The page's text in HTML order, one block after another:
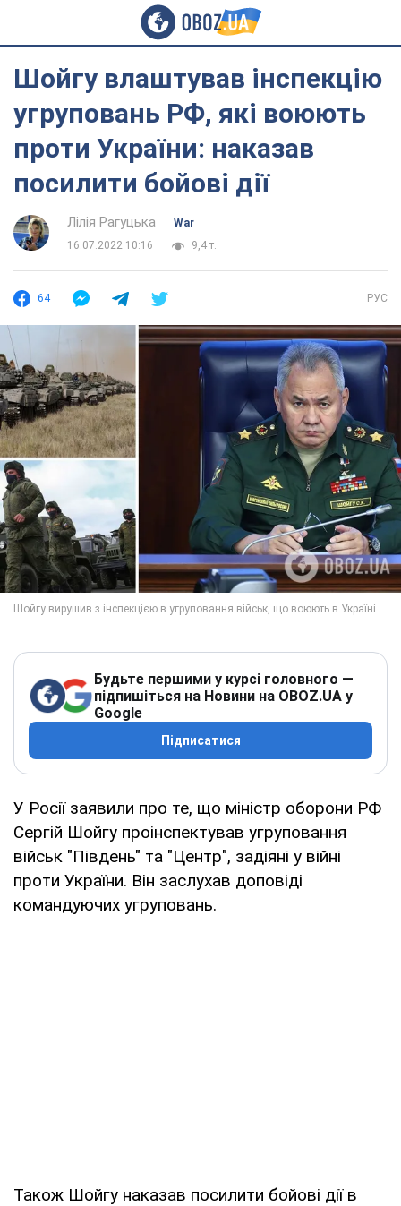
Шойгу влаштував інспекцію
угруповань РФ, які воюють
проти України: наказав
посилити бойові дії
Лілія Рагуцька
War
16.07.2022 10:16
9,4 т.
64 РУС
Будьте першими у курсі головного —
підпишіться на Новини на OBOZ.UA у
Google
Підписатися
У Росії заявили про те, що міністр оборони РФ
Сергій Шойгу проінспектував угруповання
військ "Південь" та "Центр", задіяні у війні
проти України. Він заслухав доповіді
командуючих угруповань.
Також Шойгу наказав посилити бойові дії в